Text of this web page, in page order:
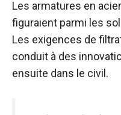
Les armatures en
figuraient parmi les
Les exigences de
conduit à des
ensuite dans le civil.